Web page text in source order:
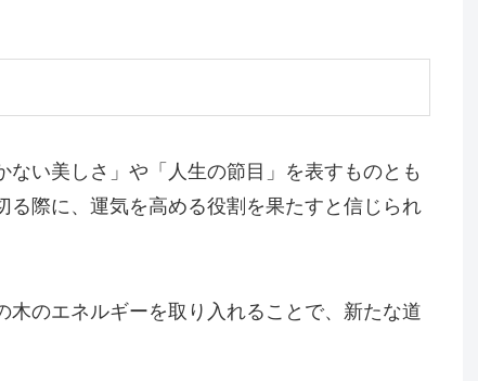
い美しさ」や「人生の節目」を表すものとも
際に、運気を高める役割を果たすと信じられ
のエネルギーを取り入れることで、新たな道